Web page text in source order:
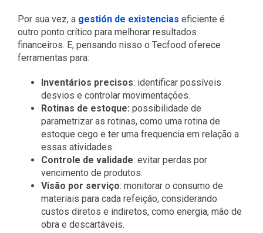
Por sua vez, a gestión de existencias eficiente é
outro ponto crítico para melhorar resultados
financeiros. E, pensando nisso o Tecfood oferece
ferramentas para:
Inventários precisos: identificar possíveis
desvios e controlar movimentações.
Rotinas de estoque: possibilidade de
parametrizar as rotinas, como uma rotina de
estoque cego e ter uma frequencia em relação a
essas atividades.
Controle de validade: evitar perdas por
vencimento de produtos.
Visão por serviço: monitorar o consumo de
materiais para cada refeição, considerando
custos diretos e indiretos, como energia, mão de
obra e descartáveis.